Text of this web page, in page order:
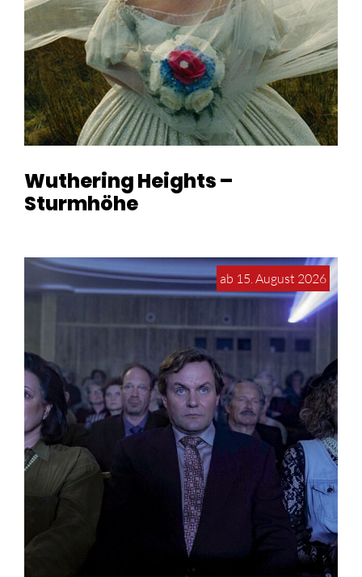
Wuthering Heights –
Sturmhöhe
ab 15. August 2026